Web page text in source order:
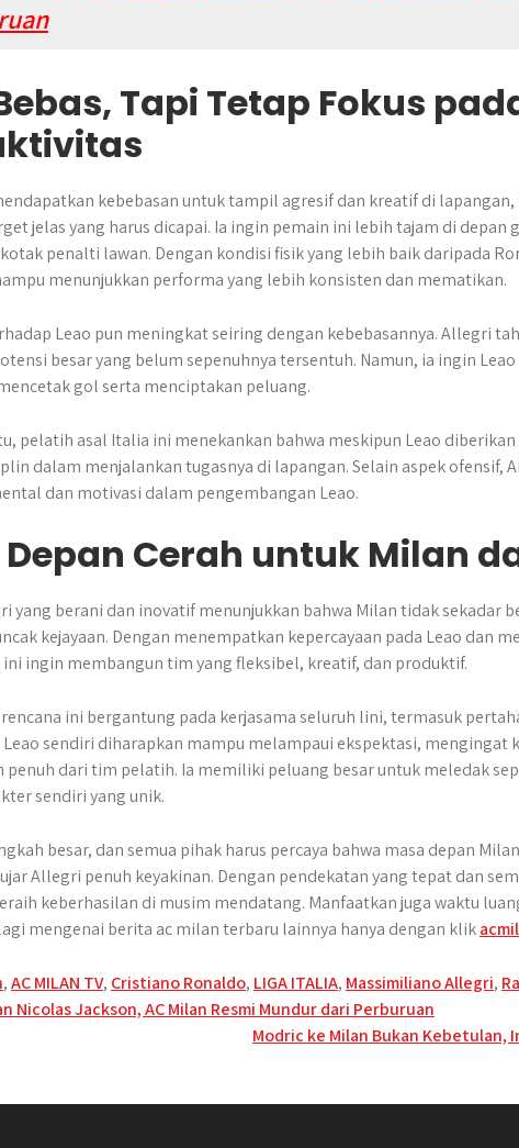
Tapi Tetap Fokus
kebebasan untuk tampil agresif dan kreatif di
jelas yang harus dicapai. Ia ingin pemain ini lebih tajam di depan
penalti lawan. Dengan kondisi fisik yang lebih baik daripada
menunjukkan performa yang lebih konsisten dan mematikan.
Leao pun meningkat seiring dengan kebebasannya. Allegri
besar yang belum sepenuhnya tersentuh. Namun, ia ingin
gol serta menciptakan peluang.
pelatih asal Italia ini menekankan bahwa meskipun Leao diberikan
dalam menjalankan tugasnya di lapangan. Selain aspek ofensif,
dan motivasi dalam pengembangan Leao.
Cerah untuk Milan
yang berani dan inovatif menunjukkan bahwa Milan tidak sekadar
kejayaan. Dengan menempatkan kepercayaan pada Leao dan
ingin membangun tim yang fleksibel, kreatif, dan produktif.
ini bergantung pada kerjasama seluruh lini, termasuk
sendiri diharapkan mampu melampaui ekspektasi, mengingat
penuh dari tim pelatih. Ia memiliki peluang besar untuk meledak
sendiri yang unik.
besar, dan semua pihak harus percaya bahwa masa depan
Allegri penuh keyakinan. Dengan pendekatan yang tepat dan
keberhasilan di musim mendatang. Manfaatkan juga waktu
mengenai berita ac milan terbaru lainnya hanya dengan klik
,AC MILAN TV, Cristiano Ronaldo, LIGA ITALIA, Massimiliano Allegri,
Nicolas Jackson, AC Milan Resmi Mundur dari Perburuan
Modric ke Milan Bukan Kebetulan,